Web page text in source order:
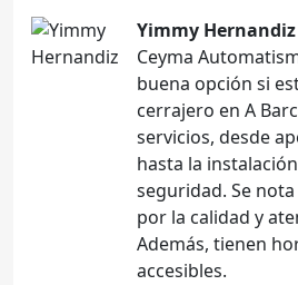
Yimmy Hernandiz
Ceyma
buena opción si
cerrajero en A
servicios, desde
hasta la
seguridad. Se
por la calidad y
Además, tienen
accesibles.